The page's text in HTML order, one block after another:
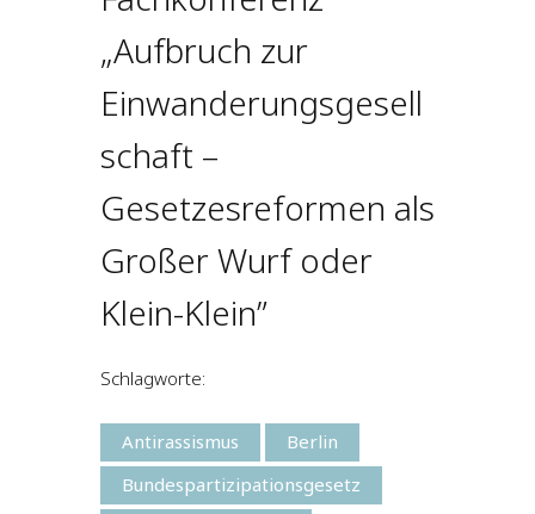
„Aufbruch zur
Einwanderungsgesell
schaft –
Gesetzesreformen als
Großer Wurf oder
Klein-Klein”
Schlagworte:
Antirassismus
Berlin
Bundespartizipationsgesetz